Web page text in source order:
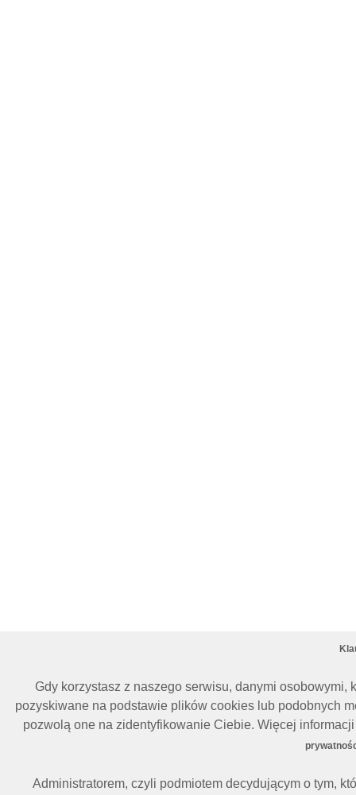
Gdy korzystasz z naszego serwisu, danymi
pozyskiwane na podstawie plików cookies lub podobnych
pozwolą one na zidentyfikowanie Ciebie. Więcej
Administratorem, czyli podmiotem decydującym o tym,